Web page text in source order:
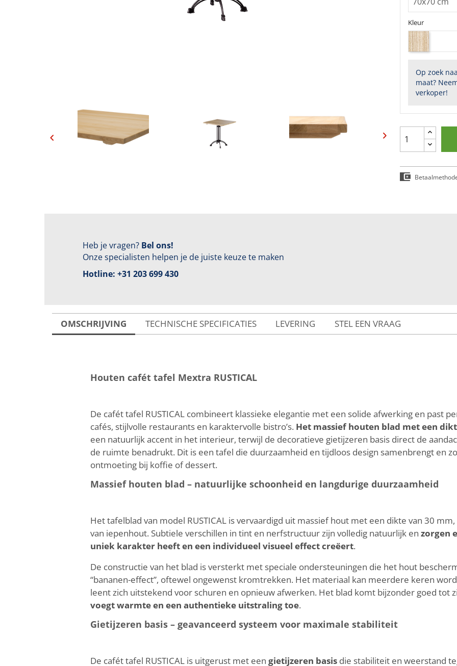
Kleur
Op zoek
maat?
verkoper!
Heb je vragen? Bel ons!
Onze specialisten helpen je de juiste keuze te maken
Hotline: +31 203 699 430
OMSCHRIJVING TECHNISCHE SPECIFICATIES LEVERING STEL EEN VRAAG
Houten cafét tafel Mextra RUSTICAL
De cafét tafel RUSTICAL combineert klassieke elegantie met een solide afwerking en past
cafés, stijlvolle restaurants en karaktervolle bistro’s. Het massief houten blad met een
een natuurlijk accent in het interieur, terwijl de decoratieve gietijzeren basis direct de
de ruimte benadrukt. Dit is een tafel die duurzaamheid en tijdloos design samenbrengt en
ontmoeting bij koffie of dessert.
Massief houten blad – natuurlijke schoonheid en langdurige duurzaamheid
Het tafelblad van model RUSTICAL is vervaardigd uit massief hout met een dikte van 30
van iepenhout. Subtiele verschillen in tint en nerfstructuur zijn volledig natuurlijk en zorgen
uniek karakter heeft en een individueel visueel effect creëert.
De constructie van het blad is versterkt met speciale ondersteuningen die het hout
“bananen-effect”, oftewel ongewenst kromtrekken. Het materiaal kan meerdere keren
leent zich uitstekend voor schuren en opnieuw afwerken. Het blad komt bijzonder goed tot
voegt warmte en een authentieke uitstraling toe.
Gietijzeren basis – geavanceerd systeem voor maximale stabiliteit
De cafét tafel RUSTICAL is uitgerust met een gietijzeren basis die stabiliteit en weerstand